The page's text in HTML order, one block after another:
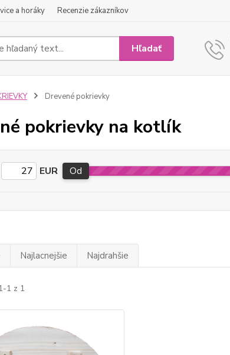
a horáky Recenzie zákazníkov
Hľadať
Drevené pokrievky
pokrievky na kotlík
EUR Od
Najlacnejšie Najdrahšie
1 z 1